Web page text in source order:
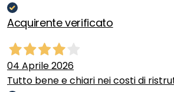
Acquirente verificato
04 Aprile 2026
Tutto bene e chiari nei costi di